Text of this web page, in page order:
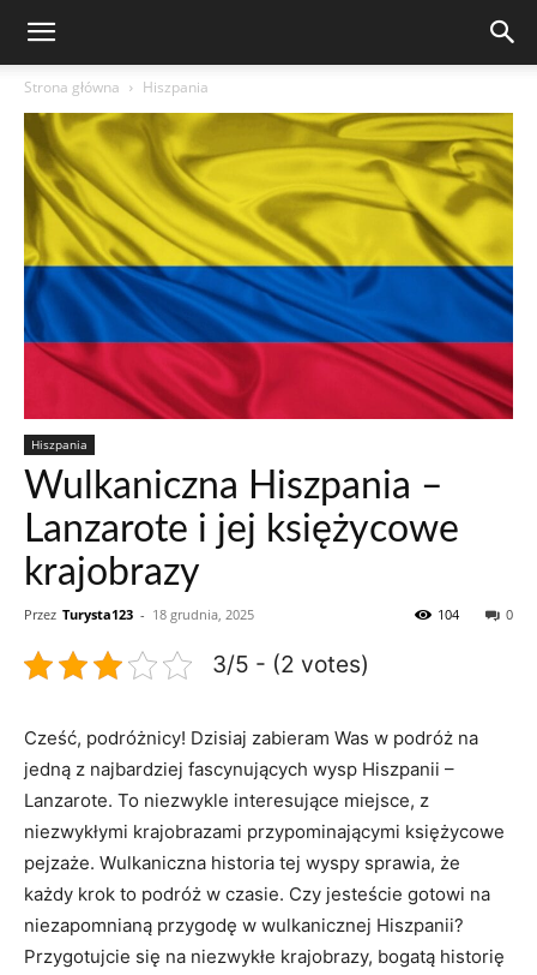
Strona główna Hiszpania
Hiszpania
Wulkaniczna Hiszpania –
Lanzarote i jej księżycowe
krajobrazy
Przez Turysta123 - 18 grudnia, 2025 0
104
3/5 - (2 votes)
Cześć, podróżnicy! Dzisiaj zabieram Was w podróż na
jedną z najbardziej fascynujących wysp Hiszpanii –
Lanzarote. To niezwykle interesujące miejsce, z
niezwykłymi krajobrazami przypominającymi księżycowe
pejzaże. Wulkaniczna historia tej wyspy sprawia, że
każdy krok to podróż w czasie. Czy jesteście gotowi na
niezapomnianą przygodę w wulkanicznej Hiszpanii?
Przygotujcie się na niezwykłe krajobrazy, bogatą historię